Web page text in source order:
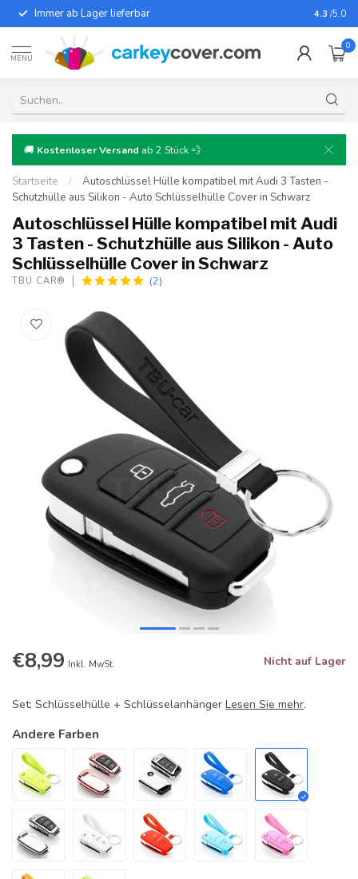
Immer ab Lager lieferbar Für fast
4.3 /5.0
MENU
0
🚚 Kostenloser Versand ab 2 Stück 💨
Startseite /
Autoschlüssel Hülle kompatibel mit Audi 3 Tasten -
Schutzhülle aus Silikon - Auto Schlüsselhülle Cover in Schwarz
Autoschlüssel Hülle kompatibel mit Audi
3 Tasten - Schutzhülle aus Silikon - Auto
Schlüsselhülle Cover in Schwarz
TBU CAR® (2)
€8,99 Inkl. MwSt. Nicht auf Lager
Set: Schlüsselhülle + Schlüsselanhänger Lesen Sie mehr.
Andere Farben